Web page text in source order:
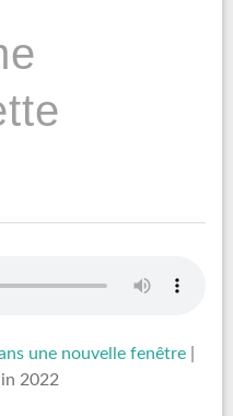
une nouvelle fenêtre
2022